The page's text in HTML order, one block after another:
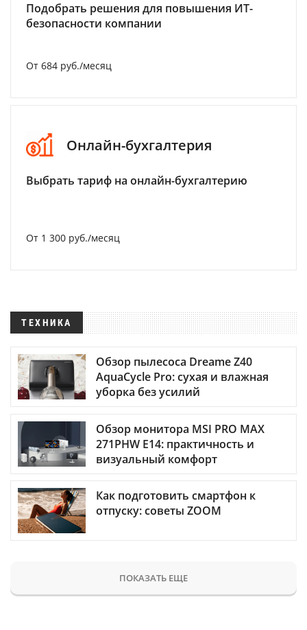
Подобрать решения для повышения ИТ-
безопасности компании
От 684 руб./месяц
Онлайн-бухгалтерия
Выбрать тариф на онлайн-бухгалтерию
От 1 300 руб./месяц
ТЕХНИКА
Обзор пылесоса Dreame Z40
AquaCycle Pro: сухая и влажная
уборка без усилий
Обзор монитора MSI PRO MAX
271PHW E14: практичность и
визуальный комфорт
Как подготовить смартфон к
отпуску: советы ZOOM
ПОКАЗАТЬ ЕЩЕ